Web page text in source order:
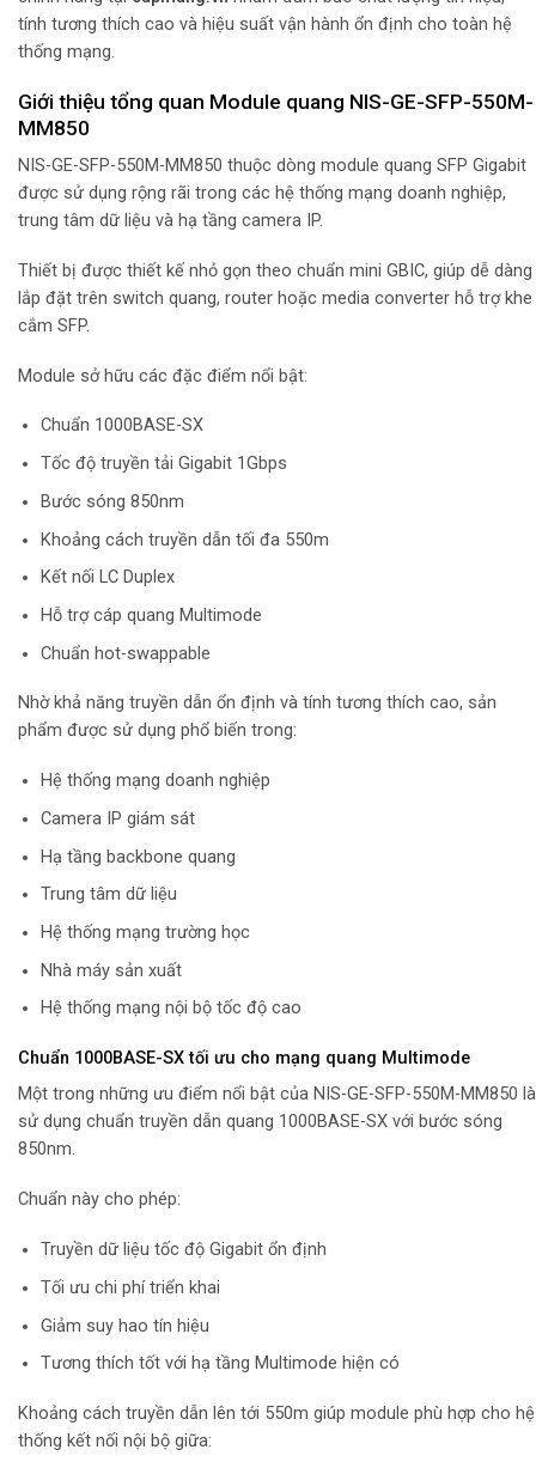
tính tương thích cao và hiệu suất vận hành ổn định cho toàn hệ
thống mạng.
Giới thiệu tổng quan Module quang NIS-GE-SFP-550M-
MM850
NIS-GE-SFP-550M-MM850 thuộc dòng module quang SFP Gigabit
được sử dụng rộng rãi trong các hệ thống mạng doanh nghiệp,
trung tâm dữ liệu và hạ tầng camera IP.
Thiết bị được thiết kế nhỏ gọn theo chuẩn mini GBIC, giúp dễ dàng
lắp đặt trên switch quang, router hoặc media converter hỗ trợ khe
cắm SFP.
Module sở hữu các đặc điểm nổi bật:
Chuẩn 1000BASE-SX
Tốc độ truyền tải Gigabit 1Gbps
Bước sóng 850nm
Khoảng cách truyền dẫn tối đa 550m
Kết nối LC Duplex
Hỗ trợ cáp quang Multimode
Chuẩn hot-swappable
Nhờ khả năng truyền dẫn ổn định và tính tương thích cao, sản
phẩm được sử dụng phổ biến trong:
Hệ thống mạng doanh nghiệp
Camera IP giám sát
Hạ tầng backbone quang
Trung tâm dữ liệu
Hệ thống mạng trường học
Nhà máy sản xuất
Hệ thống mạng nội bộ tốc độ cao
Chuẩn 1000BASE-SX tối ưu cho mạng quang Multimode
Một trong những ưu điểm nổi bật của NIS-GE-SFP-550M-MM850 là
sử dụng chuẩn truyền dẫn quang 1000BASE-SX với bước sóng
850nm.
Chuẩn này cho phép:
Truyền dữ liệu tốc độ Gigabit ổn định
Tối ưu chi phí triển khai
Giảm suy hao tín hiệu
Tương thích tốt với hạ tầng Multimode hiện có
Khoảng cách truyền dẫn lên tới 550m giúp module phù hợp cho hệ
thống kết nối nội bộ giữa: